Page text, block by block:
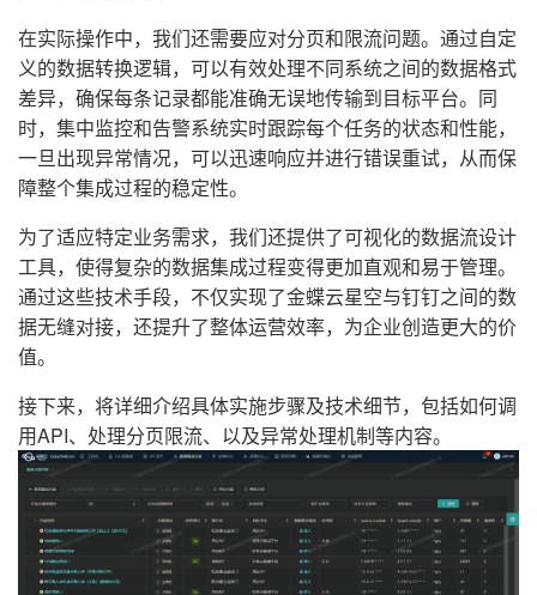
在实际操作中，我们还需要应对分页和限流问题。通过自定
义的数据转换逻辑，可以有效处理不同系统之间的数据格式
差异，确保每条记录都能准确无误地传输到目标平台。同
时，集中监控和告警系统实时跟踪每个任务的状态和性能，
一旦出现异常情况，可以迅速响应并进行错误重试，从而保
障整个集成过程的稳定性。
为了适应特定业务需求，我们还提供了可视化的数据流设计
工具，使得复杂的数据集成过程变得更加直观和易于管理。
通过这些技术手段，不仅实现了金蝶云星空与钉钉之间的数
据无缝对接，还提升了整体运营效率，为企业创造更大的价
值。
接下来，将详细介绍具体实施步骤及技术细节，包括如何调
用API、处理分页限流、以及异常处理机制等内容。